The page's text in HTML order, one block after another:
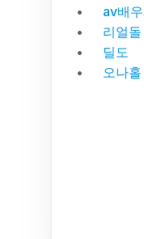
av배
리얼돌
딜도
오나홀